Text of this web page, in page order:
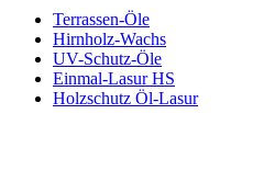
Terrassen-Öle
Hirnholz-Wachs
UV-Schutz-Öle
Einmal-Lasur HS
Holzschutz Öl-Lasur